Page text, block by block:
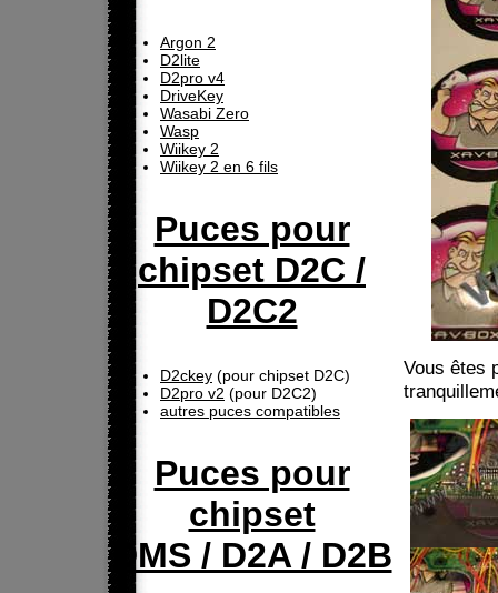
Argon 2
D2lite
D2pro v4
DriveKey
Wasabi Zero
Wasp
Wiikey 2
Wiikey 2 en 6 fils
Puces pour
chipset D2C /
D2C2
D2ckey (pour chipset D2C)
D2pro v2 (pour D2C2)
autres puces compatibles
Puces pour
chipset
DMS / D2A / D2B
Vous êtes